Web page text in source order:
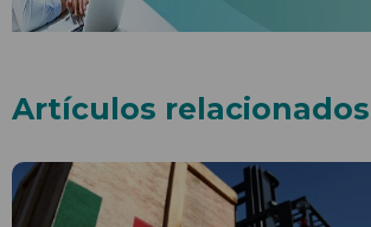
Artículos relacionados